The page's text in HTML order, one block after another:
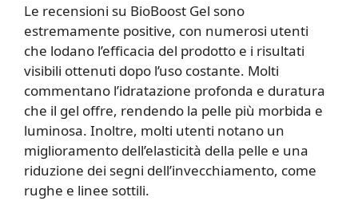
Le recensioni su BioBoost Gel sono
estremamente positive, con numerosi utenti
che lodano l’efficacia del prodotto e i risultati
visibili ottenuti dopo l’uso costante. Molti
commentano l’idratazione profonda e duratura
che il gel offre, rendendo la pelle più morbida e
luminosa. Inoltre, molti utenti notano un
miglioramento dell’elasticità della pelle e una
riduzione dei segni dell’invecchiamento, come
rughe e linee sottili.